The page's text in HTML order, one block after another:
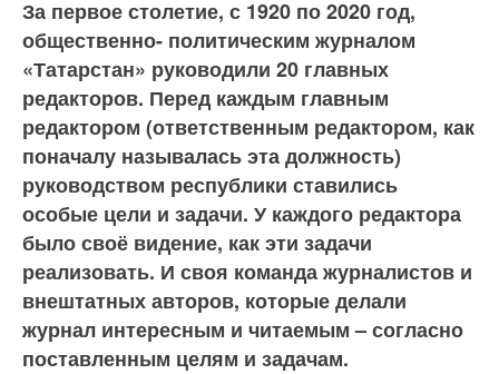
За первое столетие, с 1920 по 2020 год,
общественно- политическим журналом
«Татарстан» руководили 20 главных
редакторов. Перед каждым главным
редактором (ответственным редактором, как
поначалу называлась эта должность)
руководством республики ставились
особые цели и задачи. У каждого редактора
было своё видение, как эти задачи
реализовать. И своя команда журналистов и
внештатных авторов, которые делали
журнал интересным и читаемым – согласно
поставленным целям и задачам.